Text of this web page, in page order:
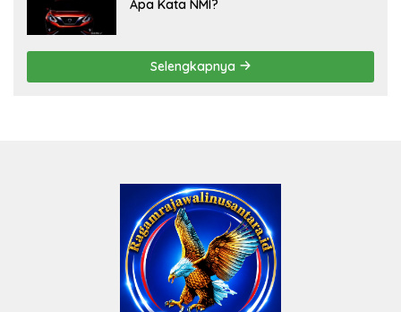
Apa Kata NMI?
Selengkapnya